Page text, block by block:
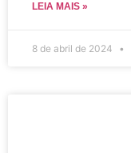
LEIA MAIS »
8 de abril de 2024